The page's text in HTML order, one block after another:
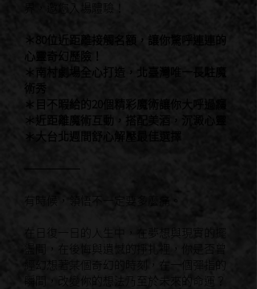
＊80位近距離接觸名額，讓你驚呼連連的
心靈奇幻歷險！
＊南村劇場全心打造，北臺灣唯一長駐魔
術秀
＊目不暇給的20個精彩魔術讓你大呼過癮
＊近距離魔術互動，搭配美酒，沉澱心靈
＊大台北週間舒心解壓最佳選擇
───────
有時候，領悟不一定要多麼痛。
在日復一日的人生中，在夢想與現實的擺
盪間，在後悔與遺憾的掙扎裡，你是否曾
經幻想著某個奇幻的時刻，在一個彈指的
瞬間，改變你的想法乃至於未來的命運？